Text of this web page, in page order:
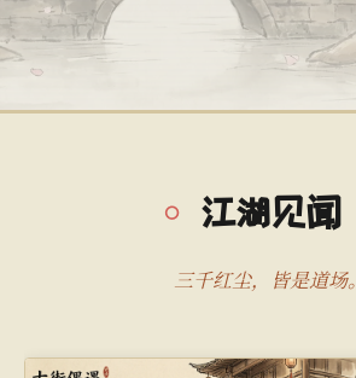
江湖见闻
三千红尘，皆是道场。